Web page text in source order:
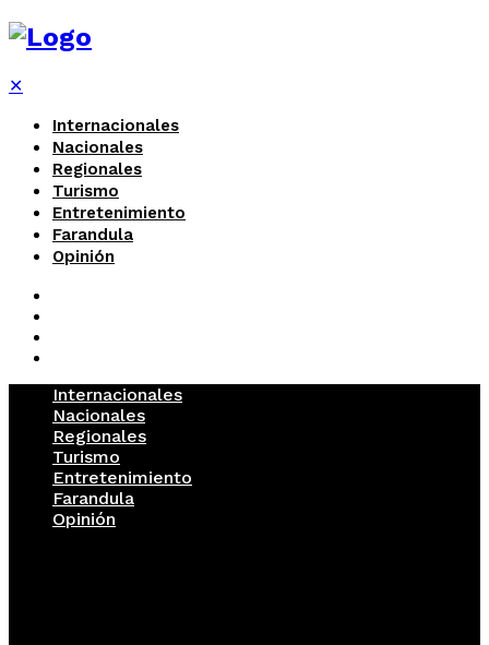
✕
Internacionales
Nacionales
Regionales
Turismo
Entretenimiento
Farandula
Opinión
Internacionales
Nacionales
Regionales
Turismo
Entretenimiento
Farandula
Opinión